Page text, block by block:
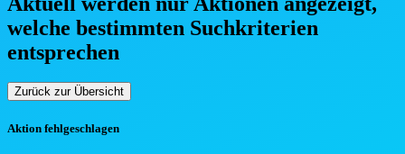
welche bestimmten Suchkriterien
entsprechen
Zurück zur Übersicht
Aktion fehlgeschlagen